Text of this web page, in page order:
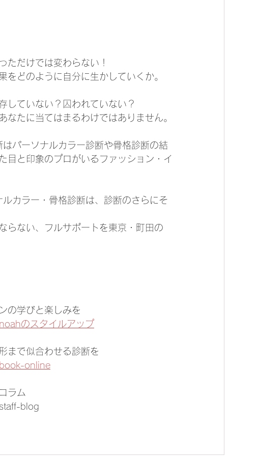
ただけでは変わらない！
をどのように自分に生かしていくか。
していない？囚われていない？
なたに当てはまるわけではありません。
パーソナルカラー診断や骨格診断の結
目と印象のプロがいるファッション・イ
カラー・骨格診断は、診断のさらにそ
らない、フルサポートを東京・町田の
の学びと楽しみを
のスタイルアップ
まで似合わせる診断を
online
ラム
blog